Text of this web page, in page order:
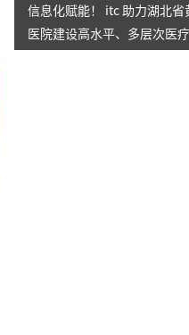
信息化赋能！ itc 助力湖北省
医院建设高水平、多层次医疗